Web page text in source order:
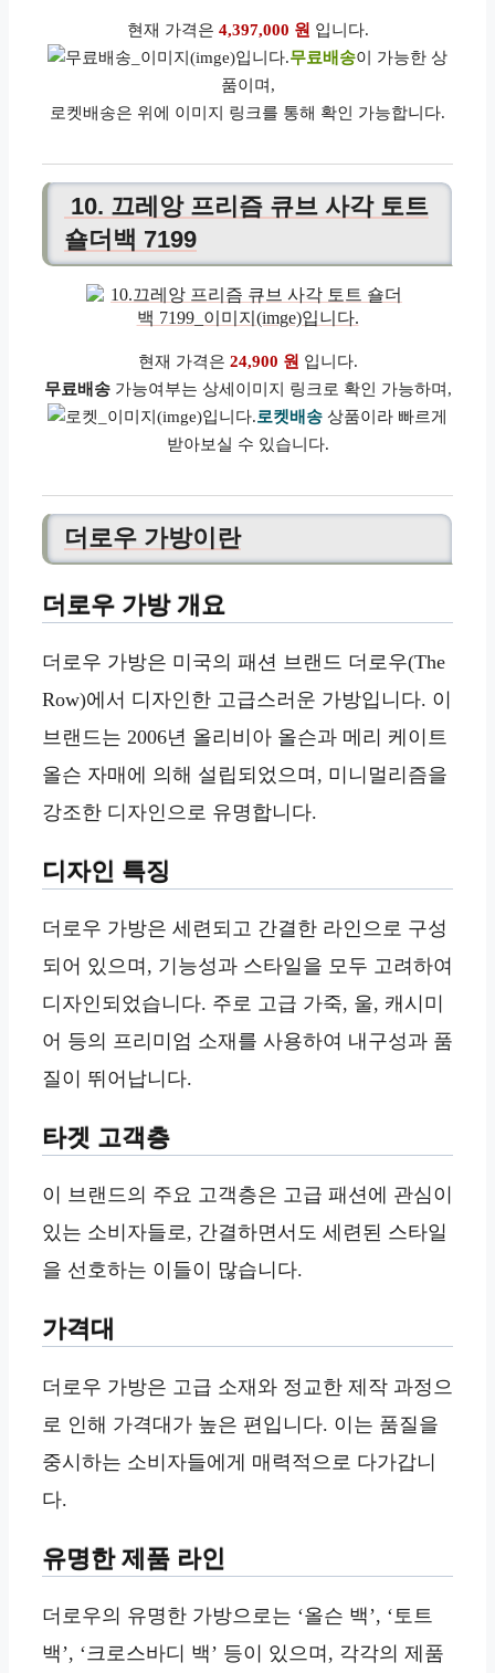
현재 가격은 4,397,000 원 입니다.
무료배송이 가능한 상
품이며,
로켓배송은 위에 이미지 링크를 통해 확인 가능합니다.
10. 끄레앙 프리즘 큐브 사각 토트
숄더백 7199
현재 가격은 24,900 원 입니다.
무료배송가능여부는 상세이미지 링크로 확인 가능하며,
로켓배송 상품이라 빠르게
받아보실 수 있습니다.
더로우 가방이란
더로우 가방 개요
더로우 가방은 미국의 패션 브랜드 더로우(The
Row)에서 디자인한 고급스러운 가방입니다. 이
브랜드는 2006년 올리비아 올슨과 메리 케이트
올슨 자매에 의해 설립되었으며, 미니멀리즘을
강조한 디자인으로 유명합니다.
디자인 특징
더로우 가방은 세련되고 간결한 라인으로 구성
되어 있으며, 기능성과 스타일을 모두 고려하여
디자인되었습니다. 주로 고급 가죽, 울, 캐시미
어 등의 프리미엄 소재를 사용하여 내구성과 품
질이 뛰어납니다.
타겟 고객층
이 브랜드의 주요 고객층은 고급 패션에 관심이
있는 소비자들로, 간결하면서도 세련된 스타일
을 선호하는 이들이 많습니다.
가격대
더로우 가방은 고급 소재와 정교한 제작 과정으
로 인해 가격대가 높은 편입니다. 이는 품질을
중시하는 소비자들에게 매력적으로 다가갑니
다.
유명한 제품 라인
더로우의 유명한 가방으로는 ‘올슨 백’, ‘토트
백’, ‘크로스바디 백’ 등이 있으며, 각각의 제품